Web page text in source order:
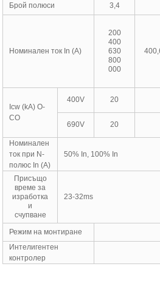
Брой полюси 3,4
Номинален ток In (A)
200
400
630
800
000
Icw (kA) O-
CO
400V 20
690V 20
Номинален
ток при N-
полюс In (A)
50% In, 100% In
Присъщо
време за
изработка
и
счупване
23-32ms
Режим на монтиране
Интелигентен
контролер